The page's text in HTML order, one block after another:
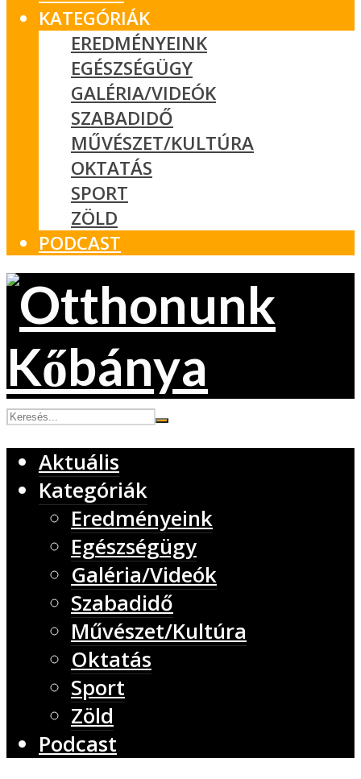
KATEGÓRIÁK
EREDMÉNYEINK
EGÉSZSÉGÜGY
GALÉRIA/VIDEÓK
SZABADIDŐ
MŰVÉSZET/KULTÚRA
OKTATÁS
SPORT
ZÖLD
PODCAST
Aktuális
Kategóriák
Eredményeink
Egészségügy
Galéria/Videók
Szabadidő
Művészet/Kultúra
Oktatás
Sport
Zöld
Podcast